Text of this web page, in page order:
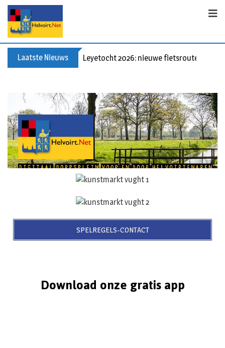
Laatste Nieuws Leyetocht 2026: nieuwe fietsroutes
SPELREGELS-CONTACT
Download onze gratis app